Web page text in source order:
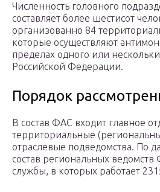
Численность головного
составляет более шестисот
организованно 84
которые осуществляют
пределах одного или
Российской Федерации.
Порядок
В состав ФАС входит главное
территориальные
отраслевые подведомства. По
состав региональных ведомств
службы, в которых работает